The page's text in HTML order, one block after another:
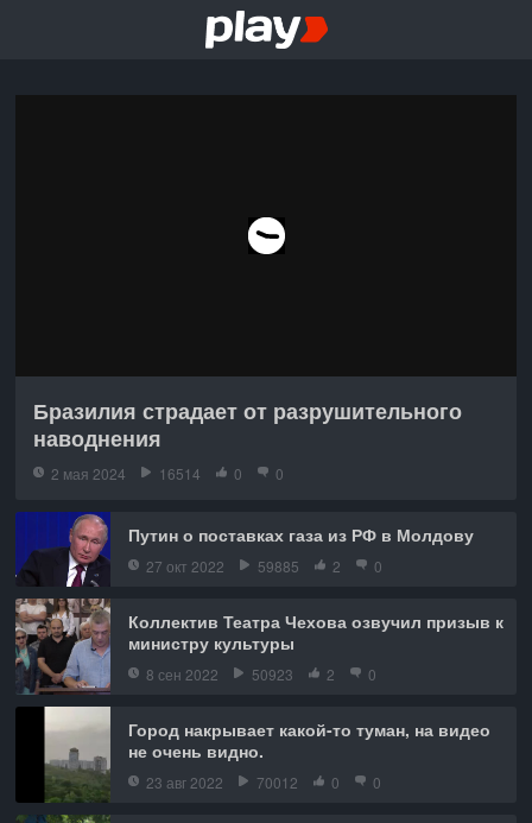
Бразилия страдает от разрушительного
наводнения
2 мая 2024 16514 0 0
Путин о поставках газа из РФ в Молдову
27 окт 2022 59885 2 0
Коллектив Театра Чехова озвучил призыв к
министру культуры
8 сен 2022 50923 2 0
Город накрывает какой-то туман, на видео
не очень видно.
23 авг 2022 70012 0 0